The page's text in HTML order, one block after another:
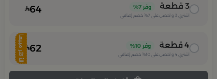
3 قطعة وفر 7%
اشتري 3 و احصل على 7% خصم إضافي 64
الأكثر مبيعا 4 قطعة وفر 10%
اشتري 4و احصل على 10% خصم إضافي 62